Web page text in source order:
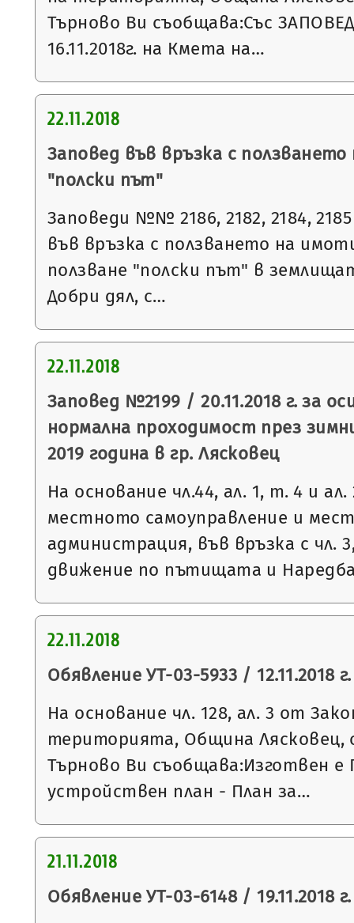
Търново Ви съобщава:Със
16.11.2018г. на Кмета на…
22.11.2018
Заповед във връзка с
"полски път"
Заповеди №№ 2186, 2182, 2184, 2185
във връзка с ползването на
ползване "полски път" в
Добри дял, с…
22.11.2018
Заповед №2199 / 20.11.2018 г. за
нормална проходимост през
2019 година в гр. Лясковец
На основание чл.44, ал. 1, т. 4 и
местното самоуправление и
администрация, във връзка с чл.
движение по пътищата и
22.11.2018
Обявление УТ-03-5933 / 12.11.2018 г.
На основание чл. 128, ал. 3 от
територията, Община Лясковец,
Търново Ви съобщава:Изготвен е
устройствен план - План за…
21.11.2018
Обявление УТ-03-6148 / 19.11.2018 г.